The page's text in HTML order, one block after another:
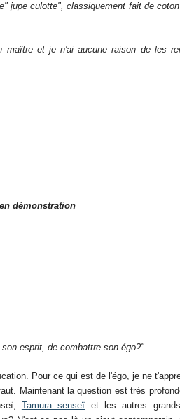
jupe culotte", classiquement fait de
et je n'ai aucune raison de les
démonstration
esprit, de combattre son égo?"
Pour ce qui est de l'égo, je ne
Maintenant la question est très
Tamura senseï et les autres